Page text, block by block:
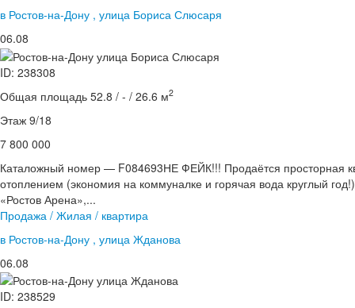
в Ростов-на-Дону , улица Бориса Слюсаря
06.08
ID: 238308
Общая площадь 52.8 / - / 26.6 м2
Этаж 9/18
7 800 000
Каталожный номер — F084693НЕ ФЕЙК!!! Продаётся просторная
отоплением (экономия на коммуналке и горячая вода круглый
«Ростов Арена»,...
Продажа / Жилая / квартира
в Ростов-на-Дону , улица Жданова
06.08
ID: 238529